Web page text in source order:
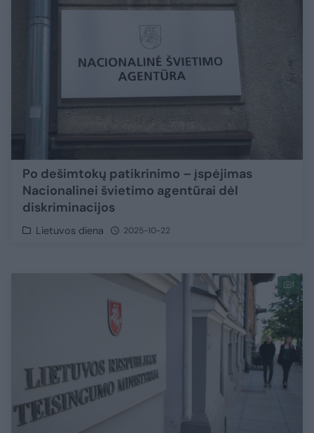
Po dešimtokų patikrinimo – įspėjimas
Nacionalinei švietimo agentūrai dėl
diskriminacijos
Lietuvos diena 2025-10-22
1